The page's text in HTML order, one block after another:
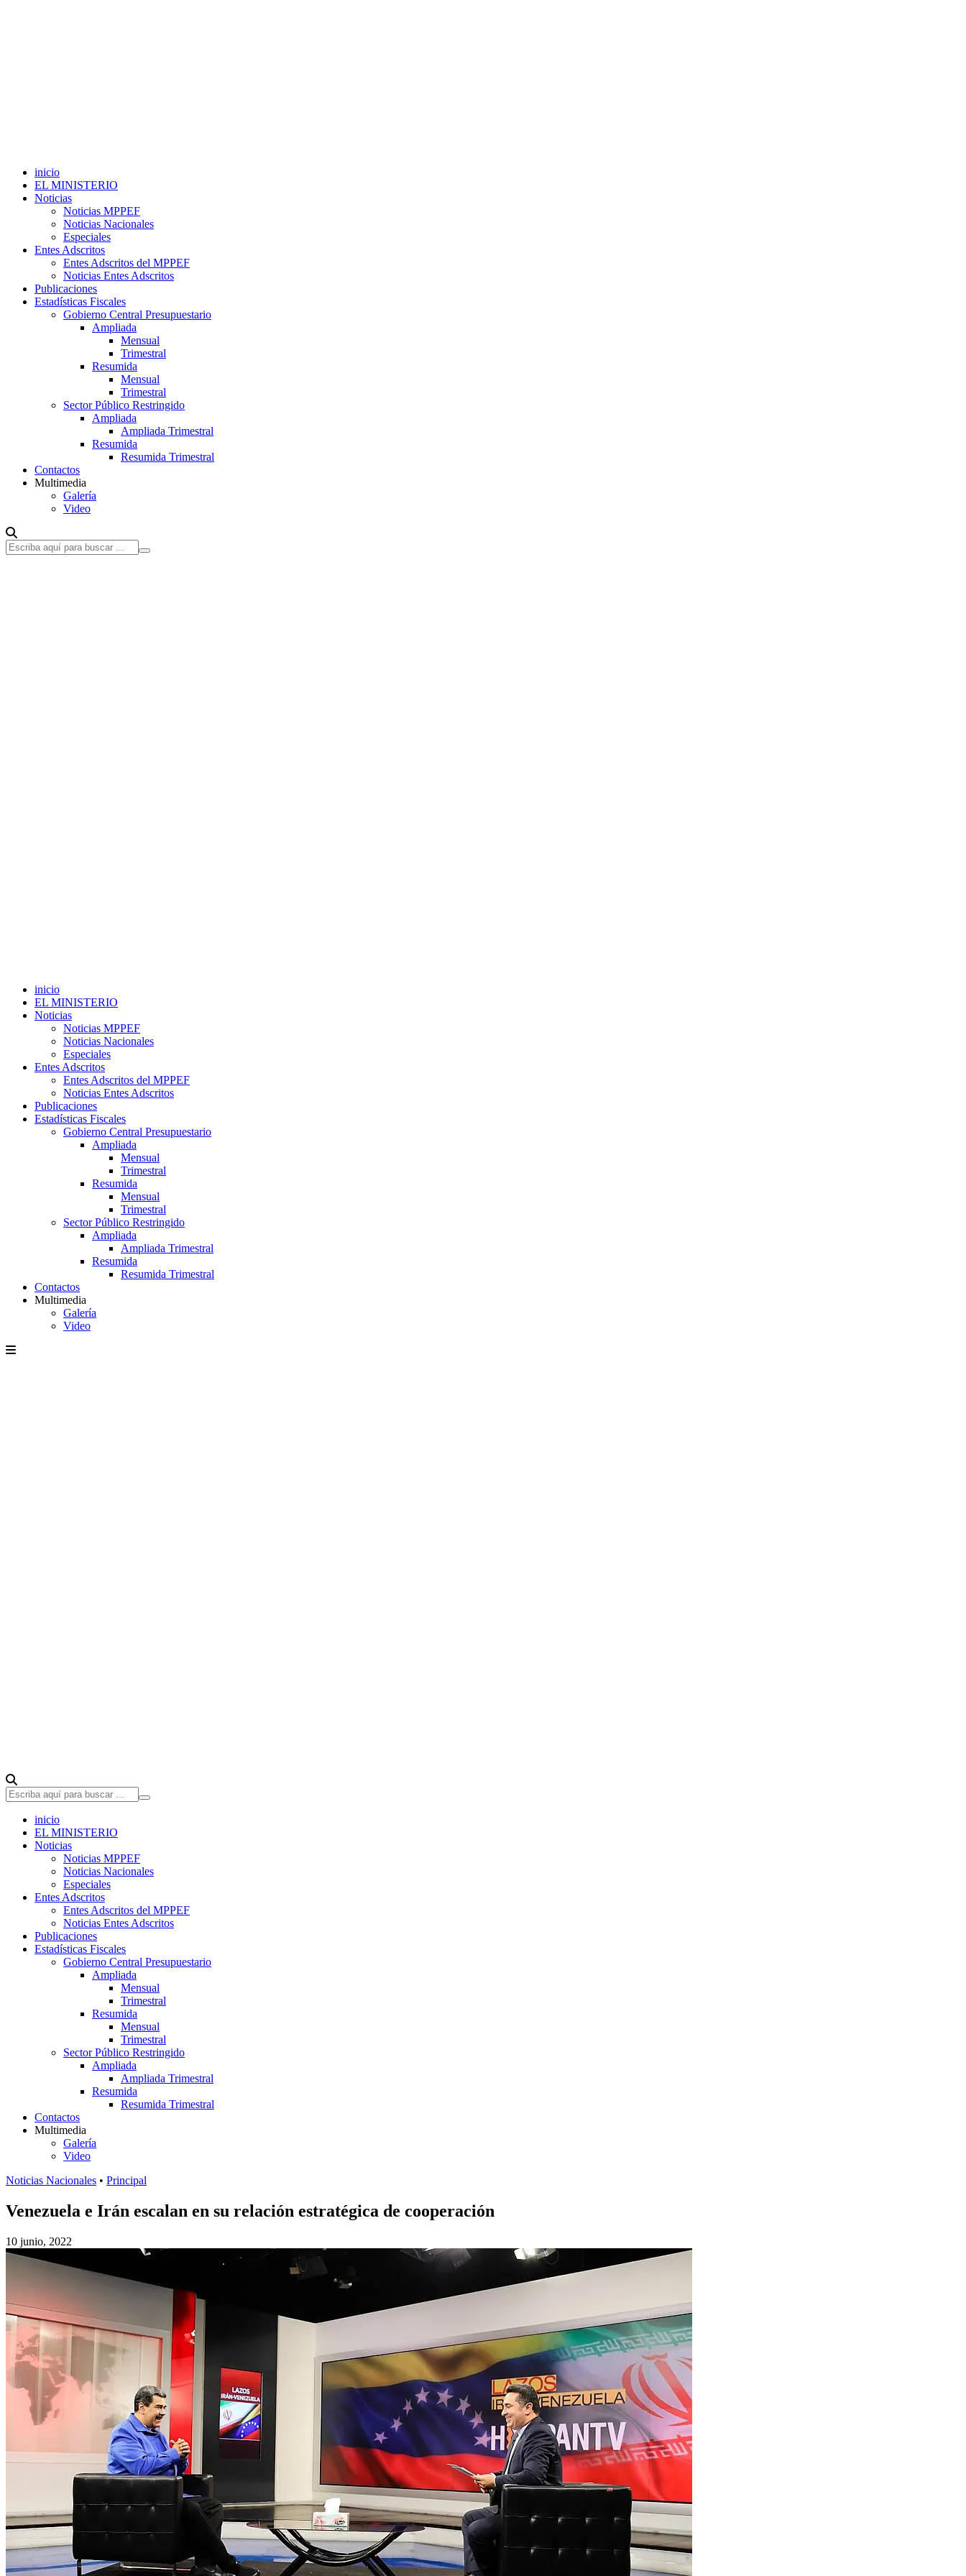
inicio
EL MINISTERIO
Noticias
Noticias MPPEF
Noticias Nacionales
Especiales
Entes Adscritos
Entes Adscritos del MPPEF
Noticias Entes Adscritos
Publicaciones
Estadísticas Fiscales
Gobierno Central Presupuestario
Ampliada
Mensual
Trimestral
Resumida
Mensual
Trimestral
Sector Público Restringido
Ampliada
Ampliada Trimestral
Resumida
Resumida Trimestral
Contactos
Multimedia
Galería
Video
inicio
EL MINISTERIO
Noticias
Noticias MPPEF
Noticias Nacionales
Especiales
Entes Adscritos
Entes Adscritos del MPPEF
Noticias Entes Adscritos
Publicaciones
Estadísticas Fiscales
Gobierno Central Presupuestario
Ampliada
Mensual
Trimestral
Resumida
Mensual
Trimestral
Sector Público Restringido
Ampliada
Ampliada Trimestral
Resumida
Resumida Trimestral
Contactos
Multimedia
Galería
Video
inicio
EL MINISTERIO
Noticias
Noticias MPPEF
Noticias Nacionales
Especiales
Entes Adscritos
Entes Adscritos del MPPEF
Noticias Entes Adscritos
Publicaciones
Estadísticas Fiscales
Gobierno Central Presupuestario
Ampliada
Mensual
Trimestral
Resumida
Mensual
Trimestral
Sector Público Restringido
Ampliada
Ampliada Trimestral
Resumida
Resumida Trimestral
Contactos
Multimedia
Galería
Video
Noticias Nacionales • Principal
Venezuela e Irán escalan en su relación estratégica de cooperación
10 junio, 2022